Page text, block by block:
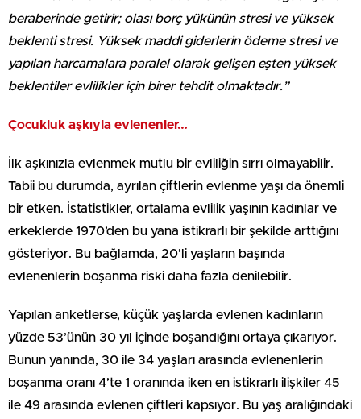
beraberinde getirir; olası borç yükünün stresi ve yüksek
beklenti stresi. Yüksek maddi giderlerin ödeme stresi ve
yapılan harcamalara paralel olarak gelişen eşten yüksek
beklentiler evlilikler için birer tehdit olmaktadır.”
Çocukluk aşkıyla evlenenler…
İlk aşkınızla evlenmek mutlu bir evliliğin sırrı olmayabilir.
Tabii bu durumda, ayrılan çiftlerin evlenme yaşı da önemli
bir etken. İstatistikler, ortalama evlilik yaşının kadınlar ve
erkeklerde 1970’den bu yana istikrarlı bir şekilde arttığını
gösteriyor. Bu bağlamda, 20’li yaşların başında
evlenenlerin boşanma riski daha fazla denilebilir.
Yapılan anketlerse, küçük yaşlarda evlenen kadınların
yüzde 53’ünün 30 yıl içinde boşandığını ortaya çıkarıyor.
Bunun yanında, 30 ile 34 yaşları arasında evlenenlerin
boşanma oranı 4’te 1 oranında iken en istikrarlı ilişkiler 45
ile 49 arasında evlenen çiftleri kapsıyor. Bu yaş aralığındaki